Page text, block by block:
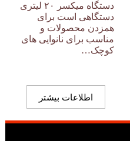
دستگاه میکسر ۲۰ لیتری
دستگاهی است برای
همزدن محصولات و
مناسب برای نانوایی های
کوچک…
اطلاعات بیشتر